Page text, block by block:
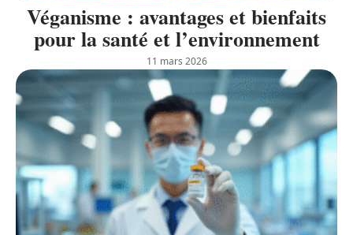
Véganisme : avantages et bienfaits
pour la santé et l’environnement
11 mars 2026